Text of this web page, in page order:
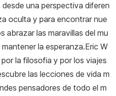
una perspectiva diferen
oculta y para encontrar nue
abrazar las maravillas del mu
la esperanza.Eric W
la filosofia y por los viajes
las lecciones de vida m
pensadores de todo el m